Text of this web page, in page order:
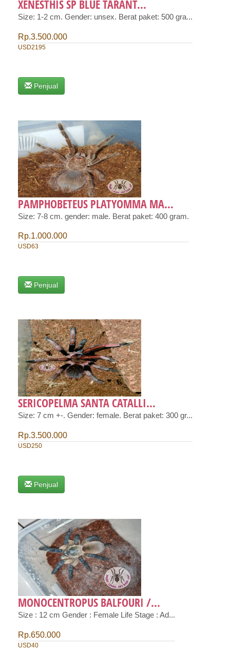
XENESTHIS SP BLUE TARANT...
Size: 1-2 cm. Gender: unsex. Berat paket: 500 gra...
Rp.3.500.000
USD2195
Penjual
PAMPHOBETEUS PLATYOMMA MA...
Size: 7-8 cm. gender: male. Berat paket: 400 gram.
Rp.1.000.000
USD63
Penjual
SERICOPELMA SANTA CATALLI...
Size: 7 cm +-. Gender: female. Berat paket: 300 gr...
Rp.3.500.000
USD250
Penjual
MONOCENTROPUS BALFOURI /...
Size : 12 cm Gender : Female Life Stage : Ad...
Rp.650.000
USD40